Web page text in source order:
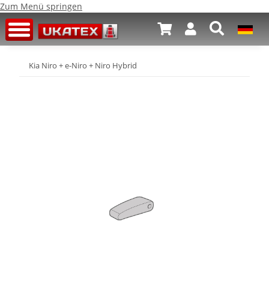
Zum Menü springen
Kia Niro + e-Niro + Niro Hybrid